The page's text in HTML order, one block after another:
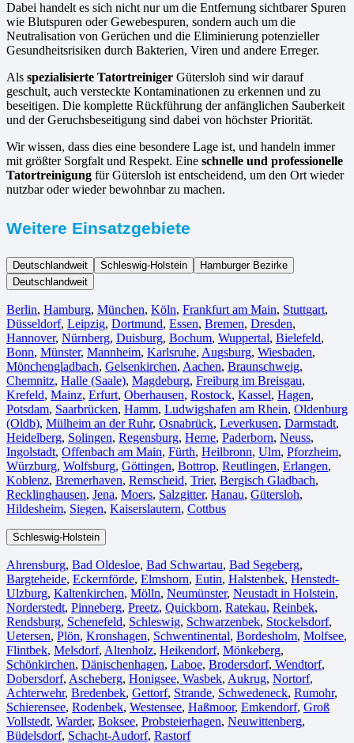
Dabei handelt es sich nicht nur um die Entfernung sichtbarer Spuren
wie Blutspuren oder Gewebespuren, sondern auch um die
Neutralisation von Gerüchen und die Eliminierung potenzieller
Gesundheitsrisiken durch Bakterien, Viren und andere Erreger.
Als spezialisierte Tatortreiniger Gütersloh sind wir darauf
geschult, auch versteckte Kontaminationen zu erkennen und zu
beseitigen. Die komplette Rückführung der anfänglichen Sauberkeit
und der Geruchsbeseitigung sind dabei von höchster Priorität.
Wir wissen, dass dies eine besondere Lage ist, und handeln immer
mit größter Sorgfalt und Respekt. Eine schnelle und professionelle
Tatortreinigung für Gütersloh ist entscheidend, um den Ort wieder
nutzbar oder wieder bewohnbar zu machen.
Weitere Einsatzgebiete
Deutschlandweit Schleswig-Holstein
Hamburger Bezirke
Deutschlandweit
Berlin⁠, Hamburg, München, Köln⁠, Frankfurt am Main, Stuttgart,
Düsseldorf, Leipzig, Dortmund, Essen, Bremen, Dresden,
Hannover, Nürnberg, Duisburg⁠, Bochum, Wuppertal⁠, Bielefeld⁠,
Bonn⁠, Münster⁠, Mannheim, Karlsruhe, Augsburg, Wiesbaden⁠,
Mönchengladbach⁠, Gelsenkirchen⁠, Aachen⁠, Braunschweig,
Chemnitz⁠, Halle (Saale)⁠, Magdeburg, Freiburg im Breisgau⁠,
Krefeld⁠, Mainz⁠, Erfurt, Oberhausen⁠, Rostock⁠, Kassel⁠, Hagen,
Potsdam, Saarbrücken⁠, Hamm, Ludwigshafen am Rhein⁠, Oldenburg
(Oldb), Mülheim an der Ruhr, Osnabrück⁠, Leverkusen, Darmstadt⁠,
Heidelberg, Solingen, Regensburg, Herne⁠, Paderborn, Neuss,
Ingolstadt, Offenbach am Main, Fürth⁠, Heilbronn, Ulm⁠, Pforzheim,
Würzburg, Wolfsburg⁠, Göttingen, Bottrop, Reutlingen, Erlangen⁠,
Koblenz, Bremerhaven⁠, Remscheid, Trier⁠, Bergisch Gladbach,
Recklinghausen, Jena⁠, Moers⁠, Salzgitter⁠, Hanau, Gütersloh,
Hildesheim⁠, Siegen⁠, Kaiserslautern⁠, Cottbus⁠
Schleswig-Holstein
Ahrensburg, Bad Oldesloe, Bad Schwartau, Bad Segeberg,
Bargteheide, Eckernförde, Elmshorn, Eutin, Halstenbek, Henstedt-
Ulzburg, Kaltenkirchen, Mölln, Neumünster, Neustadt in Holstein,
Norderstedt, Pinneberg, Preetz, Quickborn, Ratekau, Reinbek,
Rendsburg, Schenefeld, Schleswig, Schwarzenbek, Stockelsdorf,
Uetersen, Plön, Kronshagen, Schwentinental, Bordesholm, Molfsee,
Flintbek, Melsdorf, Altenholz, Heikendorf, Mönkeberg,
Schönkirchen, Dänischenhagen, Laboe, Brodersdorf, Wendtorf,
Dobersdorf, Ascheberg, Honigsee, Wasbek, Aukrug, Nortorf,
Achterwehr, Bredenbek, Gettorf, Strande, Schwedeneck, Rumohr,
Schierensee, Rodenbek, Westensee, Haßmoor, Emkendorf, Groß
Vollstedt, Warder, Boksee, Probsteierhagen, Neuwittenberg,
Büdelsdorf, Schacht-Audorf, Rastorf